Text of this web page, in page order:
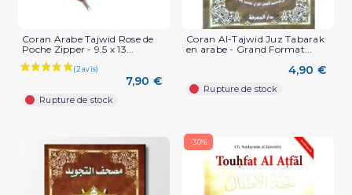
Coran Arabe Tajwid Rose de
Poche Zipper - 9.5 x 13...
7,90 €
Rupture de stock
Coran Al-Tajwid Juz Tabarak
en arabe - Grand Format...
4,90 €
Rupture de stock
-30%